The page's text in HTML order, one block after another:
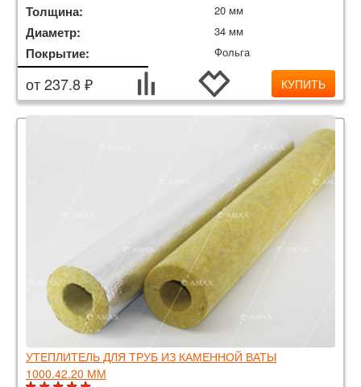
Толщина: 20 мм
Диаметр: 34 мм
Покрытие: Фольга
от 237.8 ₽ КУПИТЬ
УТЕПЛИТЕЛЬ ДЛЯ ТРУБ ИЗ КАМЕННОЙ ВАТЫ
1000.42.20 ММ